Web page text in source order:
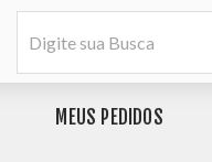
MEUS PEDIDOS